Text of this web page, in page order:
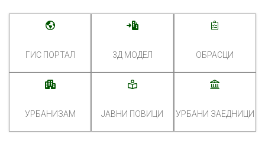
ГИС ПОРТАЛ 3Д МОДЕЛ ОБРАСЦИ
УРБАНИЗАМ ЈАВНИ ПОВИЦИ УРБАНИ ЗАЕДНИЦИ